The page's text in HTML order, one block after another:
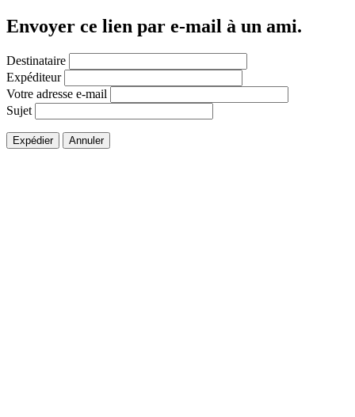
Envoyer ce lien par e-mail à un ami.
Destinataire
Expéditeur
Votre adresse e-mail
Sujet
Expédier Annuler